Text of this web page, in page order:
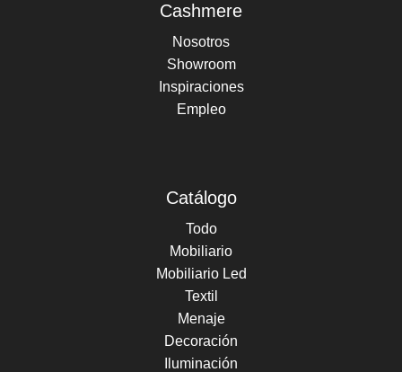
Cashmere
Nosotros
Showroom
Inspiraciones
Empleo
Catálogo
Todo
Mobiliario
Mobiliario Led
Textil
Menaje
Decoración
Iluminación